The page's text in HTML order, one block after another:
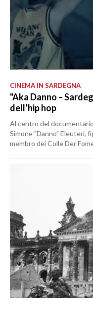
CINEMA IN SARDEGNA
"Aka Danno –
dell’hip hop
Al centro del
Simone "Danno" Eleuteri,
membro dei Colle Der